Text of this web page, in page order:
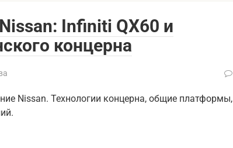
Infiniti QX60 и
концерна
Nissan. Технологии концерна, общие платформы,